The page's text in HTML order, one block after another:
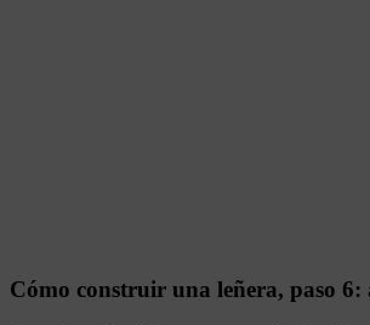
Cómo construir una leñera, paso 6: